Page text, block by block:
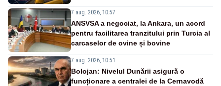
7 aug. 2026, 10:57
ANSVSA a negociat, la Ankara, un acord
pentru facilitarea tranzitului prin Turcia al
carcaselor de ovine și bovine
7 aug. 2026, 10:51
Bolojan: Nivelul Dunării asigură o
funcționare a centralei de la Cernavodă